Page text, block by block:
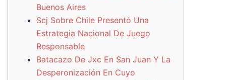
Buenos Aires
Scj Sobre Chile Presentó Una
Estrategia Nacional De Juego
Responsable
Batacazo De Jxc En San Juan Y La
Desperonización En Cuyo